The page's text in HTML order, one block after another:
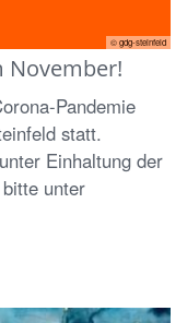
© gdg-steinfeld
November!
Pandemie
statt.
Einhaltung der
unter